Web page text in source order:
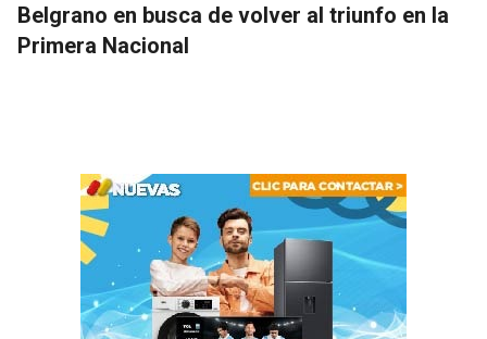
Belgrano en busca de volver al triunfo en la
Primera Nacional